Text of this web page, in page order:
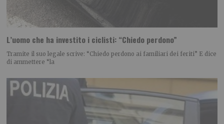
L’uomo che ha investito i ciclisti: “Chiedo perdono”
Tramite il suo legale scrive: “Chiedo perdono ai familiari dei feriti” E dice
di ammettere “la